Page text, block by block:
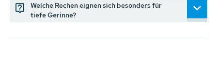
Welche Rechen eignen sich besonders für
tiefe Gerinne?